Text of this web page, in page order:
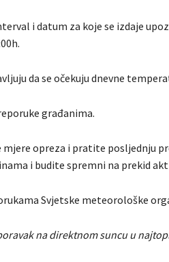
i datum za koje se izdaje
da se očekuju dnevne
građanima.
mjere opreza i pratite posljednju
i budite spremni na prekid
Svjetske meteorološke
na direktnom suncu u